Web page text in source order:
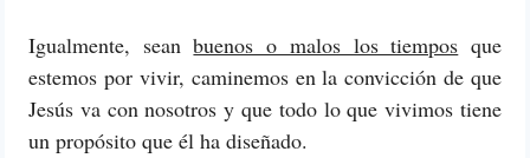
Igualmente, seanbuenos o malos los tiempos que
estemos por vivir, caminemos en la convicción de que
Jesús va con nosotros y que todo lo que vivimos tiene
un propósito que él ha diseñado.